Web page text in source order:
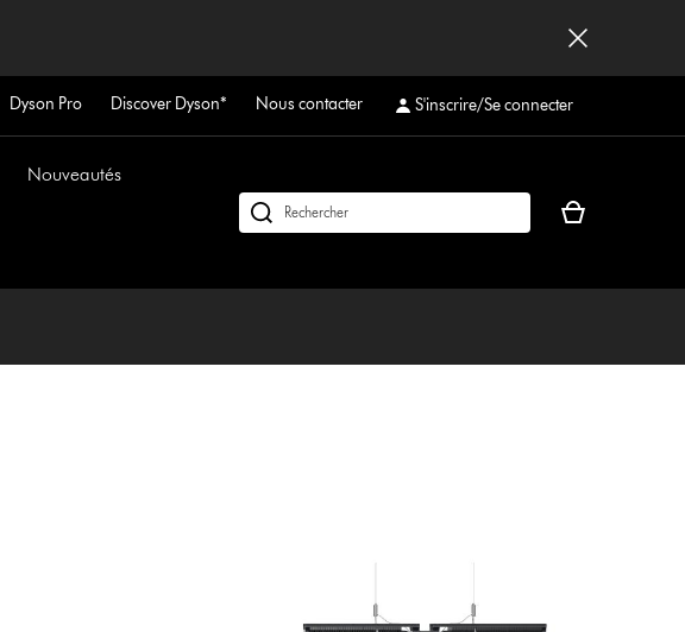
Dyson Pro Discover Dyson* Nous contacter S'inscrire/Se connecter
Nouveautés
Rechercher
Votre
vide